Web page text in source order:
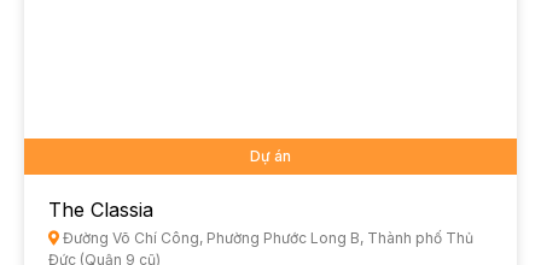
Dự án
The Classia
Đường Võ Chí Công, Phường Phước Long B, Thành phố Thủ
Đức (Quận 9 cũ)